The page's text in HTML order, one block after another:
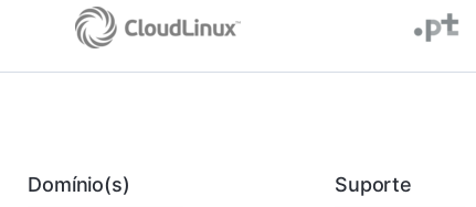
Domínio(s) Suporte